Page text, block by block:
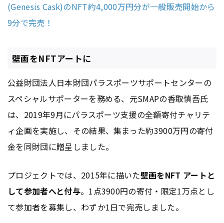
(Genesis Cask)のNFT約4,000万円分が一般販売開始から
9分で完売！
壁画をNFTアートに
公益財団法人日本財団パラスポーツサポートセンターの
スペシャルサポーターを務める、元SMAPの香取慎吾氏
は、2019年9月にパラスポーツ支援の全額寄付チャリテ
ィ企画を実施し、その結果、集まった約3900万円の寄付
金を同財団に贈呈しました。
プロジェクトでは、2015年に描いた壁画をNFT アートと
して参加者へと付与。1点3900円の寄付・限定1万点とし
て参加者を募集し、わずか1日で完売しました。